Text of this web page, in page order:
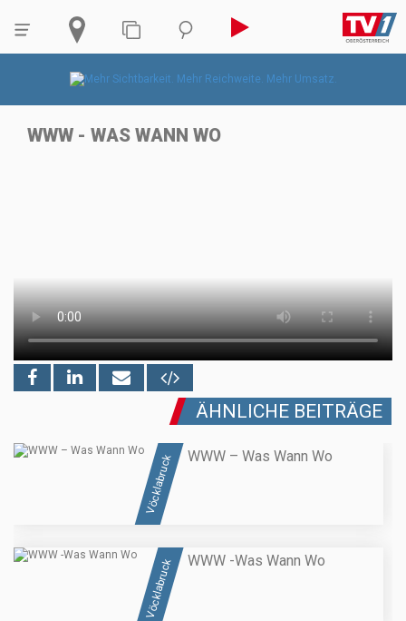
WWW - WAS WANN WO
ÄHNLICHE BEITRÄGE
Vöcklabruck WWW – Was Wann Wo
Vöcklabruck WWW -Was Wann Wo